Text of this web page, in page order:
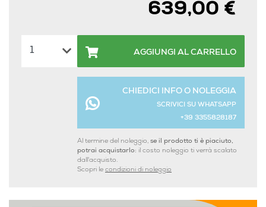
639,00 €
AGGIUNGI AL CARRELLO
CHIEDICI INFO O NOLEGGIA
SCRIVICI SU WHATSAPP
+39 3355828187
Al termine del noleggio, se il prodotto ti è piaciuto,
potrai acquistarlo: il costo noleggio ti verrà scalato
dall'acquisto.
Scopri le condizioni di noleggio